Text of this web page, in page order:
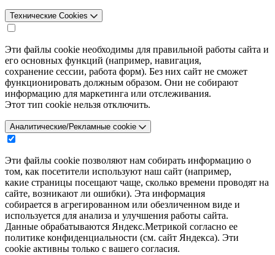
Технические Cookies
Эти файлы cookie необходимы для правильной работы сайта и
его основных функций (например, навигация,
сохранение сессии, работа форм). Без них сайт не сможет
функционировать должным образом. Они не собирают
информацию для маркетинга или отслеживания.
Этот тип cookie нельзя отключить.
Аналитические/Рекламные cookie
Эти файлы cookie позволяют нам собирать информацию о
том, как посетители используют наш сайт (например,
какие страницы посещают чаще, сколько времени проводят на
сайте, возникают ли ошибки). Эта информация
собирается в агрегированном или обезличенном виде и
используется для анализа и улучшения работы сайта.
Данные обрабатываются Яндекс.Метрикой согласно ее
политике конфиденциальности (см. сайт Яндекса). Эти
cookie активны только с вашего согласия.